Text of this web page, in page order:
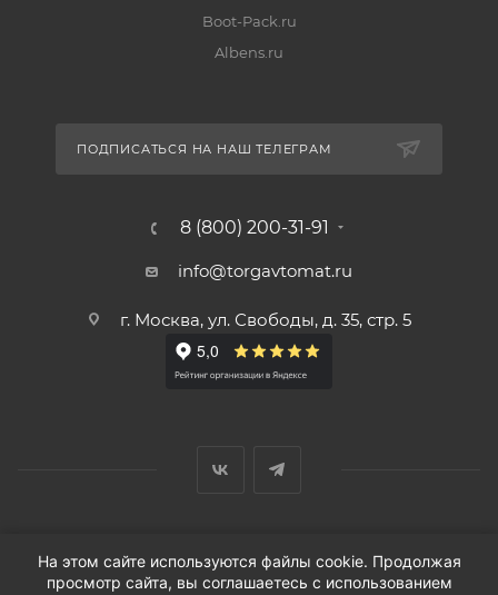
Boot-Pack.ru
Albens.ru
ПОДПИСАТЬСЯ НА НАШ ТЕЛЕГРАМ
8 (800) 200-31-91
info@torgavtomat.ru
г. Москва, ул. Свободы, д. 35, стр. 5
© ООО «Вендорс», 1999-2026 г.
На этом сайте используются файлы cookie. Продолжая
просмотр сайта, вы соглашаетесь с использованием